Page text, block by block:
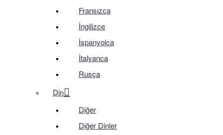
Fransızca
İngilizce
İspanyolca
İtalyanca
Rusça
Din
Diğer
Diğer Dinler